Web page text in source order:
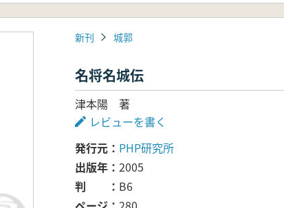
新刊 城郭
名将名城伝
津本陽 著
レビューを書く
発行元
PHP研究所
出版年
2005
判
B6